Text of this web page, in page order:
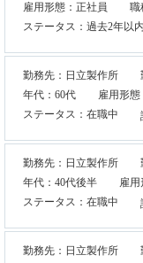
雇用形態：正社員
職
ステータス：過去2年以
勤務先：日立製作所
年代：60代
雇用形態
ステータス：在職中
勤務先：日立製作所
年代：40代後半
雇用
ステータス：在職中
勤務先：日立製作所